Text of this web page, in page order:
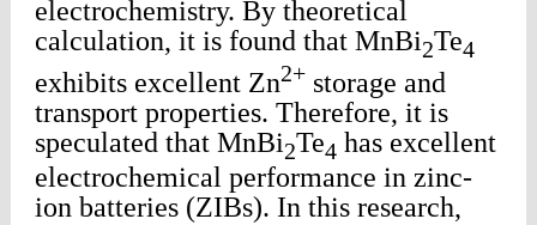
electrochemistry. By theoretical
calculation, it is found that MnBi2Te4
exhibits excellent Zn2+storage and
transport properties. Therefore, it is
speculated that MnBi2Te4 has excellent
electrochemical performance in zinc-
ion batteries (ZIBs). In this research,